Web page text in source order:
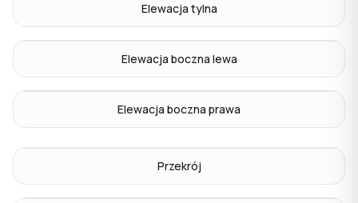
Elewacja tylna
Elewacja boczna lewa
Elewacja boczna prawa
Przekrój